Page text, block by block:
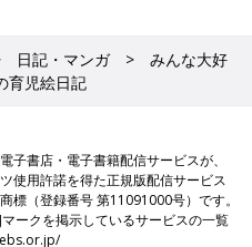
日記・マンガ
みんな大好
育児絵日記
子書店・電子書籍配信サービスが、
使用許諾を得た正規版配信サービス
標（登録番号 第11091000号）です。
マークを掲示しているサービスの一覧